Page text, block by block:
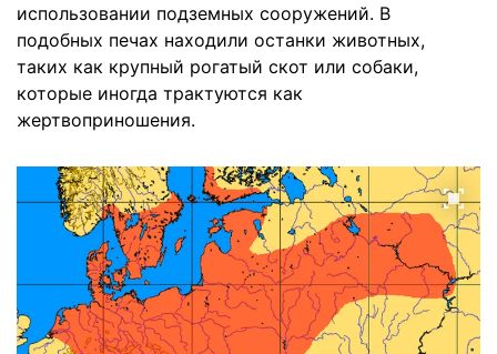
использовании подземных сооружений. В
подобных печах находили останки животных,
таких как крупный рогатый скот или собаки,
которые иногда трактуются как
жертвоприношения.